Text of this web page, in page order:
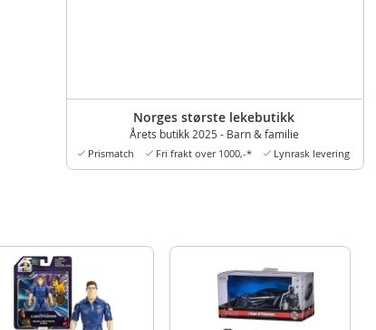
Norges største lekebutikk
Årets butikk 2025 - Barn & familie
Prismatch Fri frakt over 1000,-* Lynrask levering